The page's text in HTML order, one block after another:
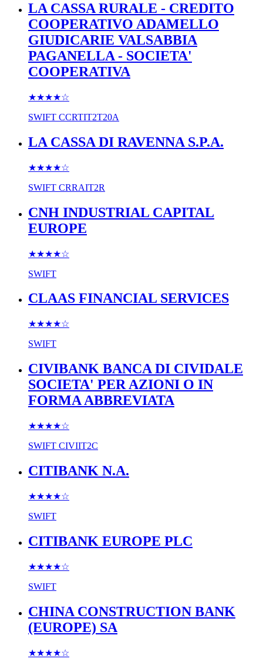
LA CASSA RURALE - CREDITO
COOPERATIVO ADAMELLO
GIUDICARIE VALSABBIA
PAGANELLA - SOCIETA'
COOPERATIVA
★★★★☆
SWIFT CCRTIT2T20A
LA CASSA DI RAVENNA S.P.A.
★★★★☆
SWIFT CRRAIT2R
CNH INDUSTRIAL CAPITAL
EUROPE
★★★★☆
SWIFT
CLAAS FINANCIAL SERVICES
★★★★☆
SWIFT
CIVIBANK BANCA DI CIVIDALE
SOCIETA' PER AZIONI O IN
FORMA ABBREVIATA
★★★★☆
SWIFT CIVIIT2C
CITIBANK N.A.
★★★★☆
SWIFT
CITIBANK EUROPE PLC
★★★★☆
SWIFT
CHINA CONSTRUCTION BANK
(EUROPE) SA
★★★★☆